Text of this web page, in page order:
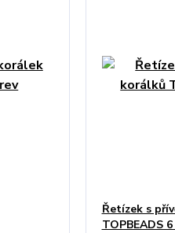
Řetízek s
TOPBEADS